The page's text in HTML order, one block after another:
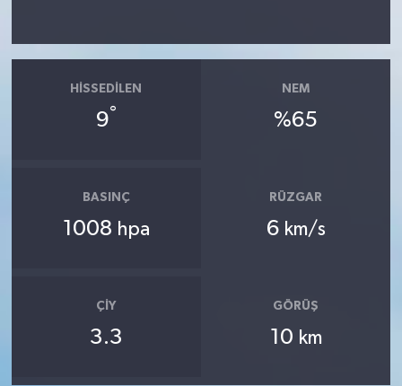
HISSEDILEN
9°
NEM
%65
BASINÇ
1008 hpa
RÜZGAR
6 km/s
ÇIY
3.3
GÖRÜŞ
10 km